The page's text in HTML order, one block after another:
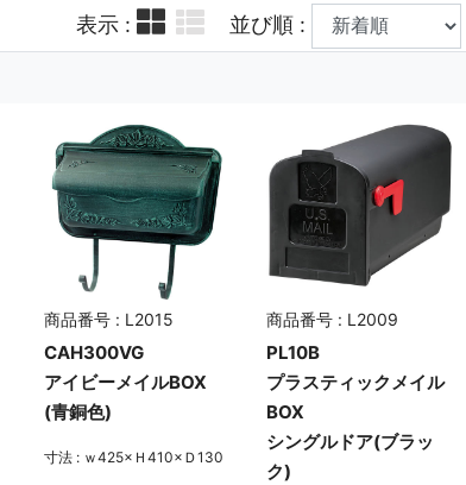
表示 :
並び順 :
商品番号 : L2015
CAH300VG
アイビーメイルBOX
(青銅色)
寸法 : ｗ425×Ｈ410×Ｄ130
商品番号 : L2009
PL10B
プラスティックメイル
BOX
シングルドア(ブラッ
ク)